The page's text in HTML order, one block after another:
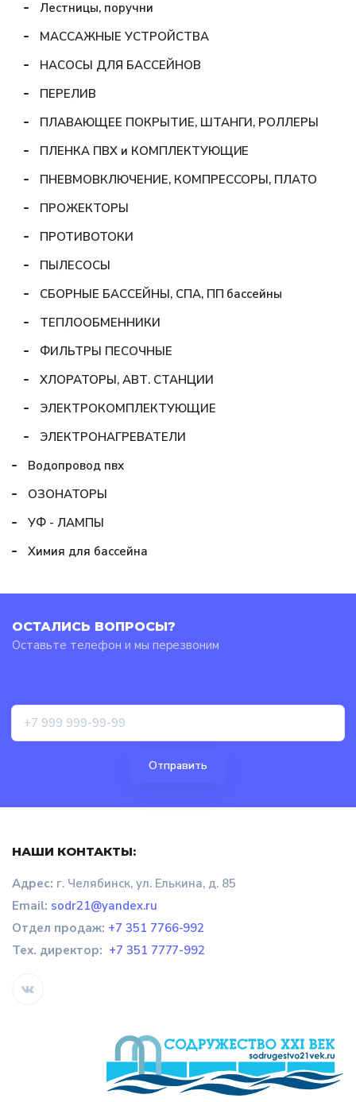
Лестницы, поручни
МАССАЖНЫЕ УСТРОЙСТВА
НАСОСЫ ДЛЯ БАССЕЙНОВ
ПЕРЕЛИВ
ПЛАВАЮЩЕЕ ПОКРЫТИЕ, ШТАНГИ, РОЛЛЕРЫ
ПЛЕНКА ПВХ и КОМПЛЕКТУЮЩИЕ
ПНЕВМОВКЛЮЧЕНИЕ, КОМПРЕССОРЫ, ПЛАТО
ПРОЖЕКТОРЫ
ПРОТИВОТОКИ
ПЫЛЕСОСЫ
СБОРНЫЕ БАССЕЙНЫ, СПА, ПП бассейны
ТЕПЛООБМЕННИКИ
ФИЛЬТРЫ ПЕСОЧНЫЕ
ХЛОРАТОРЫ, АВТ. СТАНЦИИ
ЭЛЕКТРОКОМПЛЕКТУЮЩИЕ
ЭЛЕКТРОНАГРЕВАТЕЛИ
Водопровод пвх
ОЗОНАТОРЫ
УФ - ЛАМПЫ
Химия для бассейна
ОСТАЛИСЬ ВОПРОСЫ?
Оставьте телефон и мы перезвоним
НАШИ КОНТАКТЫ:
Адрес: г. Челябинск, ул. Елькина, д. 85
Email: sodr21@yandex.ru
Отдел продаж: +7 351 7766-992
Тех. директор: +7 351 7777-992